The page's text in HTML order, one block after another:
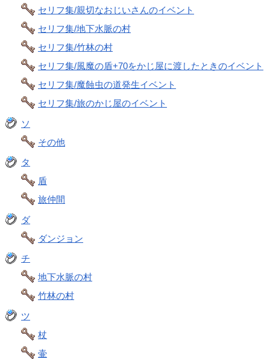
セリフ集/親切なおじいさんのイベント
セリフ集/地下水脈の村
セリフ集/竹林の村
セリフ集/風魔の盾+70をかじ屋に渡したときのイベント
セリフ集/魔蝕虫の道発生イベント
セリフ集/旅のかじ屋のイベント
ソ
その他
タ
盾
旅仲間
ダ
ダンジョン
チ
地下水脈の村
竹林の村
ツ
杖
壷